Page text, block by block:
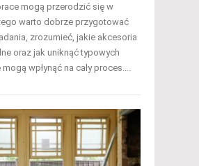
mogą przerodzić się w
warto dobrze przygotować
zrozumieć, jakie akcesoria
oraz jak uniknąć typowych
wpłynąć na cały proces….